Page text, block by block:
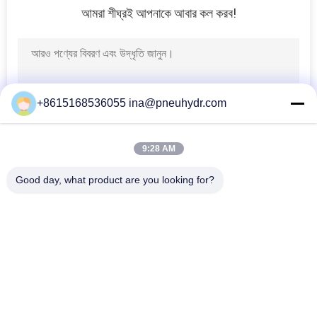
এইচভিএসি ভালভ
আমরা শীঘ্রই আপনাকে আবার কল করব!
+8615168536055 ina@pneuhydr.com
9:28 AM
Good day, what product are you looking for?